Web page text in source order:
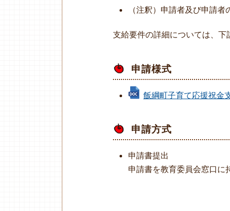
（注釈）申請者及び申請
支給要件の詳細については、下
申請様式
飯綱町子育て応援祝金
申請方式
申請書提出
申請書を教育委員会窓口に